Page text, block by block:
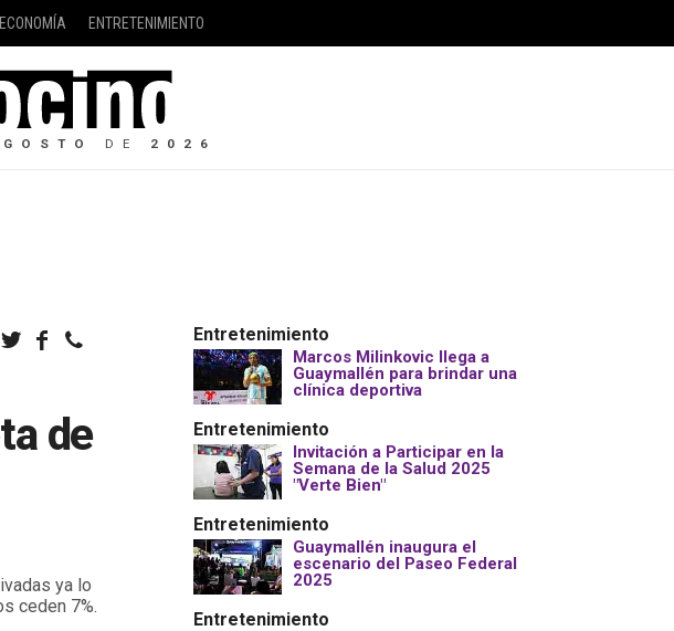
DE 2026
ECONOMÍA ENTRETENIMIENTO
de
ya lo
ceden 7%.
Entretenimiento
Marcos Milinkovic llega a
Guaymallén para brindar una
clínica deportiva
Entretenimiento
Invitación a Participar en la
Semana de la Salud 2025
"Verte Bien"
Entretenimiento
Guaymallén inaugura el
escenario del Paseo Federal
2025
Entretenimiento